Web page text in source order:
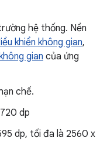
hệ thống. Nền
khiển không gian,
gian của ứng
chế.
dp
dp, tối đa là 2560 x